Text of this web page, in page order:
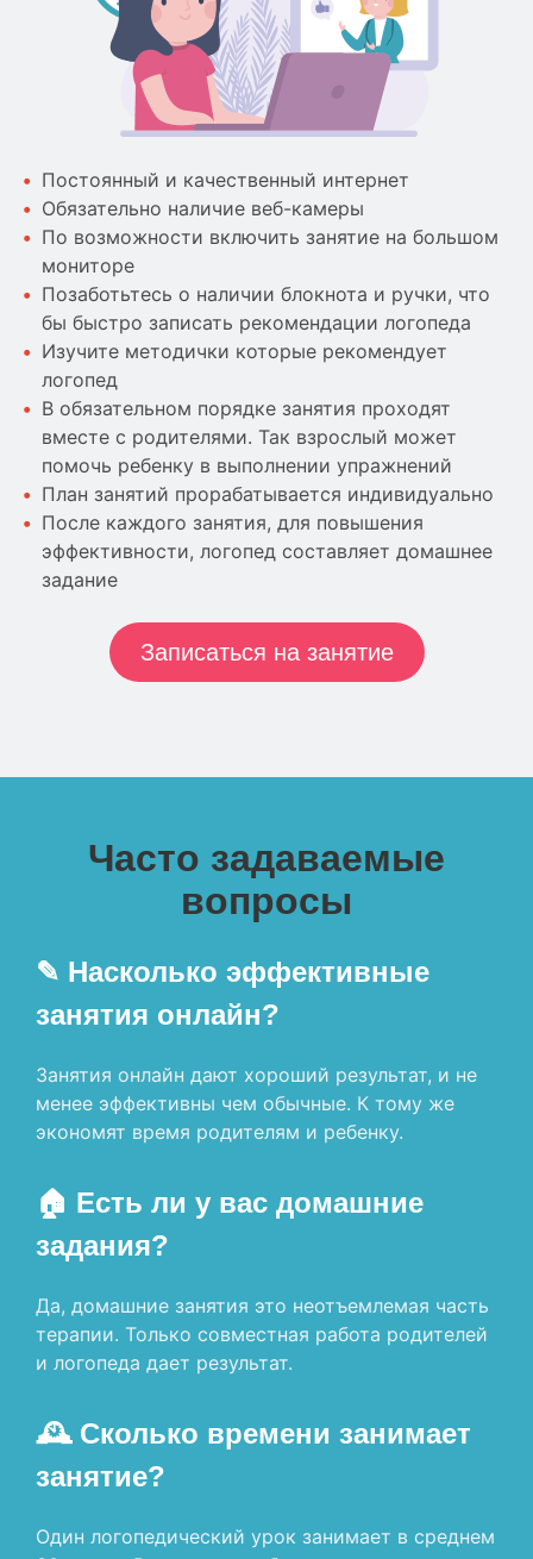
Постоянный и качественный интернет
Обязательно наличие веб-камеры
По возможности включить занятие на большом
мониторе
Позаботьтесь о наличии блокнота и ручки, что
бы быстро записать рекомендации логопеда
Изучите методички которые рекомендует
логопед
В обязательном порядке занятия проходят
вместе с родителями. Так взрослый может
помочь ребенку в выполнении упражнений
План занятий прорабатывается индивидуально
После каждого занятия, для повышения
эффективности, логопед составляет домашнее
задание
Записаться на занятие
Часто задаваемые
вопросы
✎ Насколько эффективные
занятия онлайн?
Занятия онлайн дают хороший результат, и не
менее эффективны чем обычные. К тому же
экономят время родителям и ребенку.
🏠 Есть ли у вас домашние
задания?
Да, домашние занятия это неотъемлемая часть
терапии. Только совместная работа родителей
и логопеда дает результат.
🕰 Сколько времени занимает
занятие?
Один логопедический урок занимает в среднем